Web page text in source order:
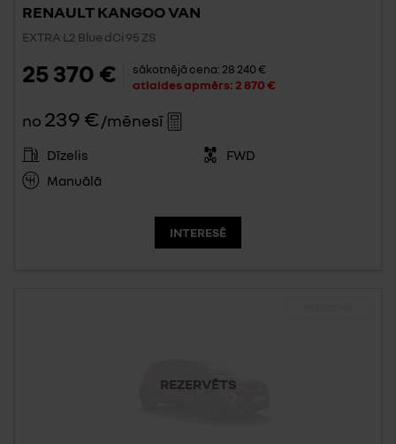
RENAULT KANGOO VAN
EXTRA L2 Blue dCi 95 ZS
25 370 € sākotnējā cena: 28 240 €
atlaides apmērs: 2 870 €
no 239 € /mēnesī
Dīzelis
FWD
Manuālā
INTERESĒ
REZERVĒTS